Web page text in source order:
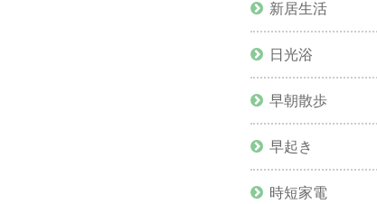
新居生活
日光浴
早朝散歩
早起き
時短家電